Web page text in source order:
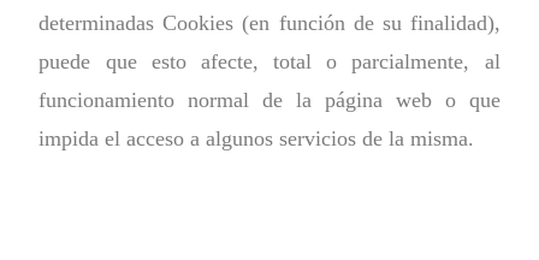
determinadas Cookies (en función de su finalidad),
puede que esto afecte, total o parcialmente, al
funcionamiento normal de la página web o que
impida el acceso a algunos servicios de la misma.